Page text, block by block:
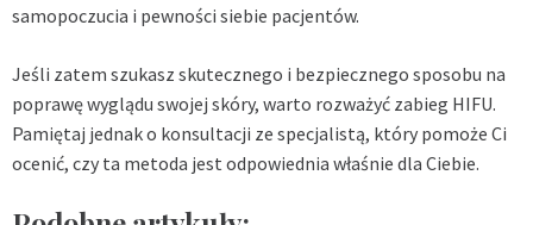
samopoczucia i pewności siebie pacjentów.
Jeśli zatem szukasz skutecznego i bezpiecznego sposobu na
poprawę wyglądu swojej skóry, warto rozważyć zabieg HIFU.
Pamiętaj jednak o konsultacji ze specjalistą, który pomoże Ci
ocenić, czy ta metoda jest odpowiednia właśnie dla Ciebie.